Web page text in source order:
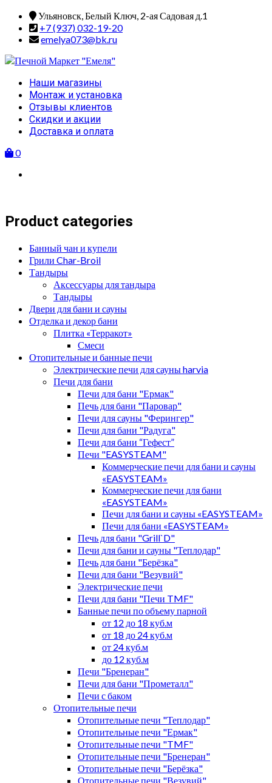
Skip
content
Ульяновск, Белый Ключ, 2-ая Садовая д.1
+7 (937) 032-19-20
emelya073@bk.ru
Primary
Menu
Наши магазины
Монтаж и установка
Отзывы клиентов
Скидки и акции
Доставка и оплата
0
Product categories
Банный чан и купели
Грили Char-Broil
Тандыры
Аксессуары для тандыра
Тандыры
Двери для бани и сауны
Отделка и декор бани
Плитка «Терракот»
Смеси
Отопительные и банные печи
Электрические печи для сауны harvia
Печи для бани
Печи для бани "Ермак"
Печь для бани "Паровар"
Печи для сауны "Ферингер"
Печи для бани "Радуга"
Печи для бани “Гефест”
Печи "EASYSTEAM"
Коммерческие печи для бани и сауны
«EASYSTEAM»
Коммерческие печи для бани
«EASYSTEAM»
Печи для бани и сауны «EASYSTEAM»
Печи для бани «EASYSTEAM»
Печь для бани "Grill`D"
Печи для бани и сауны "Теплодар"
Печь для бани "Берёзка"
Печи для бани "Везувий"
Электрические печи
Печи для бани "Печи TMF"
Банные печи по объему парной
от 12 до 18 куб.м
от 18 до 24 куб.м
от 24 куб.м
до 12 куб.м
Печи "Бренеран"
Печи для бани "Прометалл"
Печи с баком
Отопительные печи
Отопительные печи "Теплодар"
Отопительные печи "Ермак"
Отопительные печи "TMF"
Отопительные печи "Бренеран"
Отопительные печи "Берёзка"
Отопительные печи "Везувий"